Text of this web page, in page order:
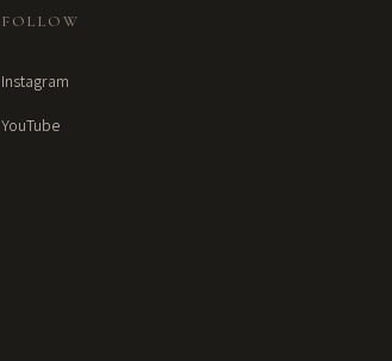
FOLLOW
Instagram
YouTube